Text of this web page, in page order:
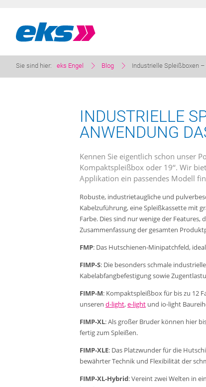
Sie sind hier: eks Engel Blog Industrielle Spleißboxen
INDUSTRIELLE
NWENDUNG
Kennen Sie eigentlich schon unser
Kompaktspleißbox oder 19‘‘. Wir
Applikation ein passendes Modell
Robuste, industrietaugliche und
Kabelzuführung, eine Spleißkassette mit
Farbe. Dies sind nur wenige der
Zusammenfassung der gesamten
FMP: Das Hutschienen-Minipatchfeld,
FIMP-S: Die besonders schmale
Kabelabfangbefestigung sowie
FIMP-M: Kompaktspleißbox für bis zu 12
unseren d-light,e-light und io-light
FIMP-XL: Als großer Bruder können hier
fertig zum Spleißen.
FIMP-XLE: Das Platzwunder für die
bewährter Technik und Flexibilität der
FIMP-XL-Hybrid: Vereint zwei Welten in